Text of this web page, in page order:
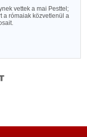
vettek a mai Pesttel;
a rómaiak közvetlenül a